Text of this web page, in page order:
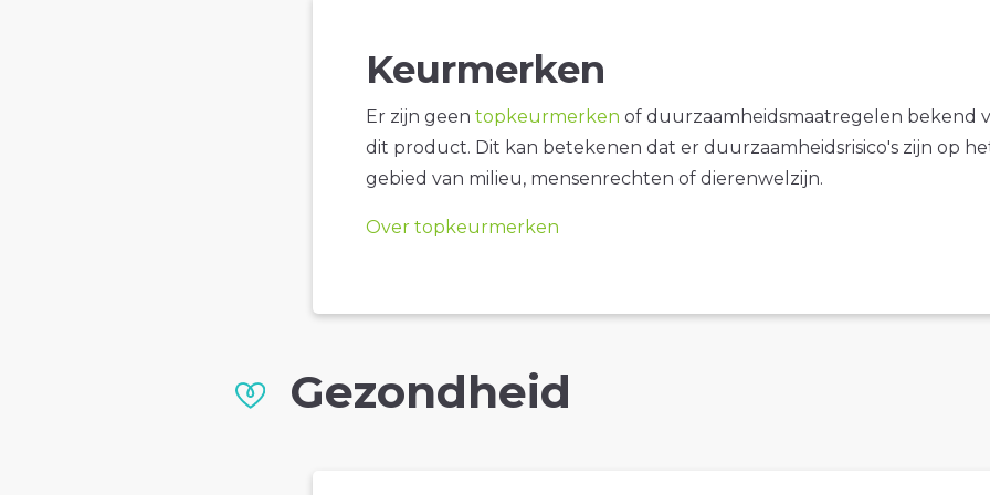
Keurmerken
Er zijn geen topkeurmerken of duurzaamheidsmaatregelen bekend
dit product. Dit kan betekenen dat er duurzaamheidsrisico's zijn op
gebied van milieu, mensenrechten of dierenwelzijn.
Over topkeurmerken
Gezondheid